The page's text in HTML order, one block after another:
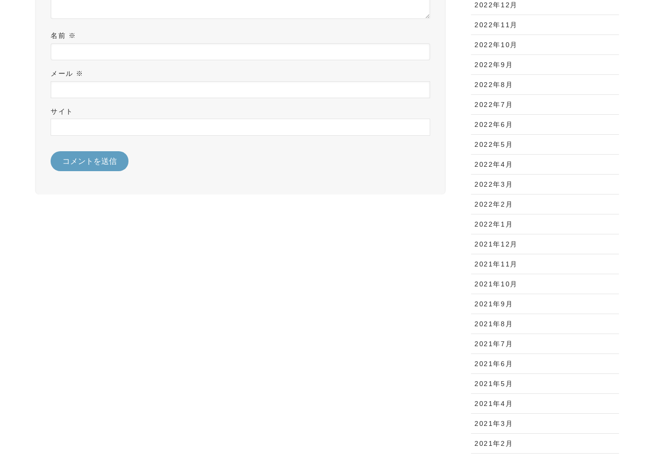
名前 ※
メール ※
サイト
2022年12月
2022年11月
2022年10月
2022年9月
2022年8月
2022年7月
2022年6月
2022年5月
2022年4月
2022年3月
2022年2月
2022年1月
2021年12月
2021年11月
2021年10月
2021年9月
2021年8月
2021年7月
2021年6月
2021年5月
2021年4月
2021年3月
2021年2月